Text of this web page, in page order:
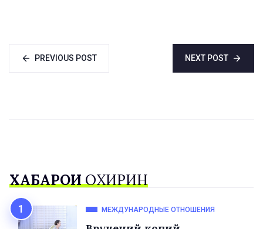
PREVIOUS POST NEXT POST
ХАБАРҲОИОХИРИН
МЕЖДУНАРОДНЫЕ ОТНОШЕНИЯ